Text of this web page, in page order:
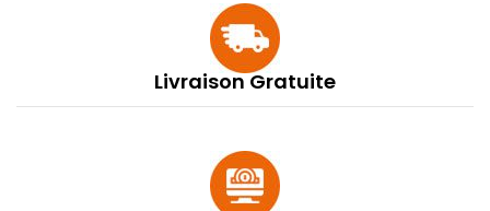
Livraison Gratuite